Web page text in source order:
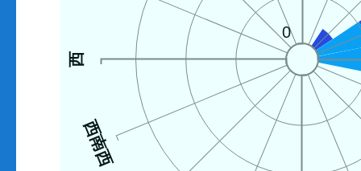
西南西
西
0